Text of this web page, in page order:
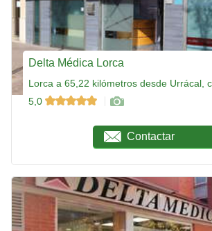
Delta Médica Lorca
Lorca a 65,22 kilómetros desde Urrácal,
5,0
Contactar